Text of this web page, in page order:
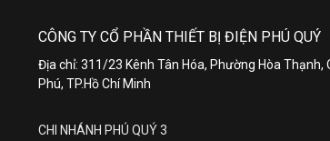
CÔNG TY CỔ PHẦN THIẾT BỊ ĐIỆN PHÚ QUÝ
Địa chỉ: 311/23 Kênh Tân Hóa, Phường Hòa Thạnh,
Phú, TP.Hồ Chí Minh
CHI NHÁNH PHÚ QUÝ 3